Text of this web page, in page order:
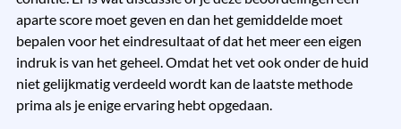
aparte score moet geven en dan het gemiddelde moet
bepalen voor het eindresultaat of dat het meer een eigen
indruk is van het geheel. Omdat het vet ook onder de huid
niet gelijkmatig verdeeld wordt kan de laatste methode
prima als je enige ervaring hebt opgedaan.